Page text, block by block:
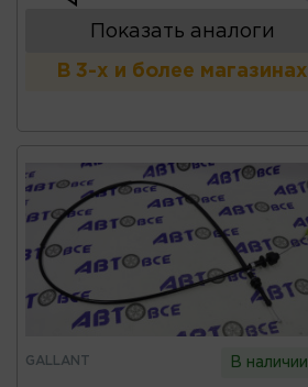
Показать аналоги
В 3-х и более магазинах
GALLANT В наличии